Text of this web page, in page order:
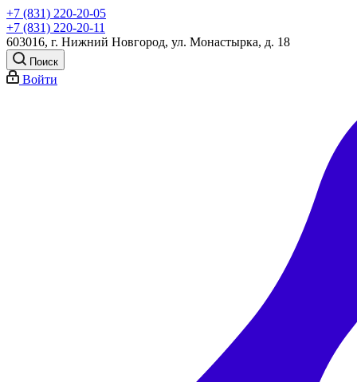
+7 (831) 220-20-05
+7 (831) 220-20-11
603016, г. Нижний Новгород, ул. Монастырка, д. 18
Поиск
Войти